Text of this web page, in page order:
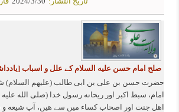
کریں ۔
صلح امام حسن علیه السلام کے علل و اسباب
حضرت حسن بن علی بن ابی طالب (علیهم السلام)
امام، سبط اکبر اور ریحانه رسول خدا (صلی الله علیه
اهل جنت اور اصحاب کساء میں سے هیں، آپ شیعه